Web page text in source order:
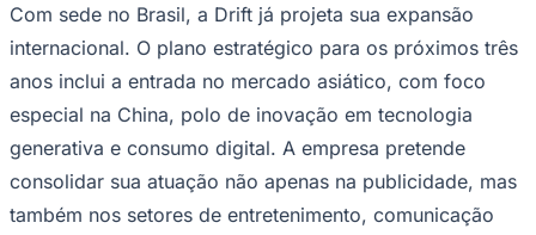
Com sede no Brasil, a Drift já projeta sua expansão
internacional. O plano estratégico para os próximos três
anos inclui a entrada no mercado asiático, com foco
especial na China, polo de inovação em tecnologia
generativa e consumo digital. A empresa pretende
consolidar sua atuação não apenas na publicidade, mas
também nos setores de entretenimento, comunicação